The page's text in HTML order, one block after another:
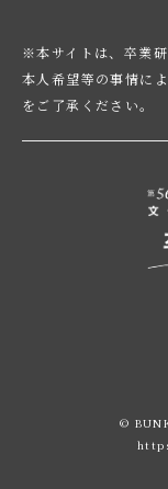
※本サイトは、卒業
本人希望等の事情に
をご了承ください。
©